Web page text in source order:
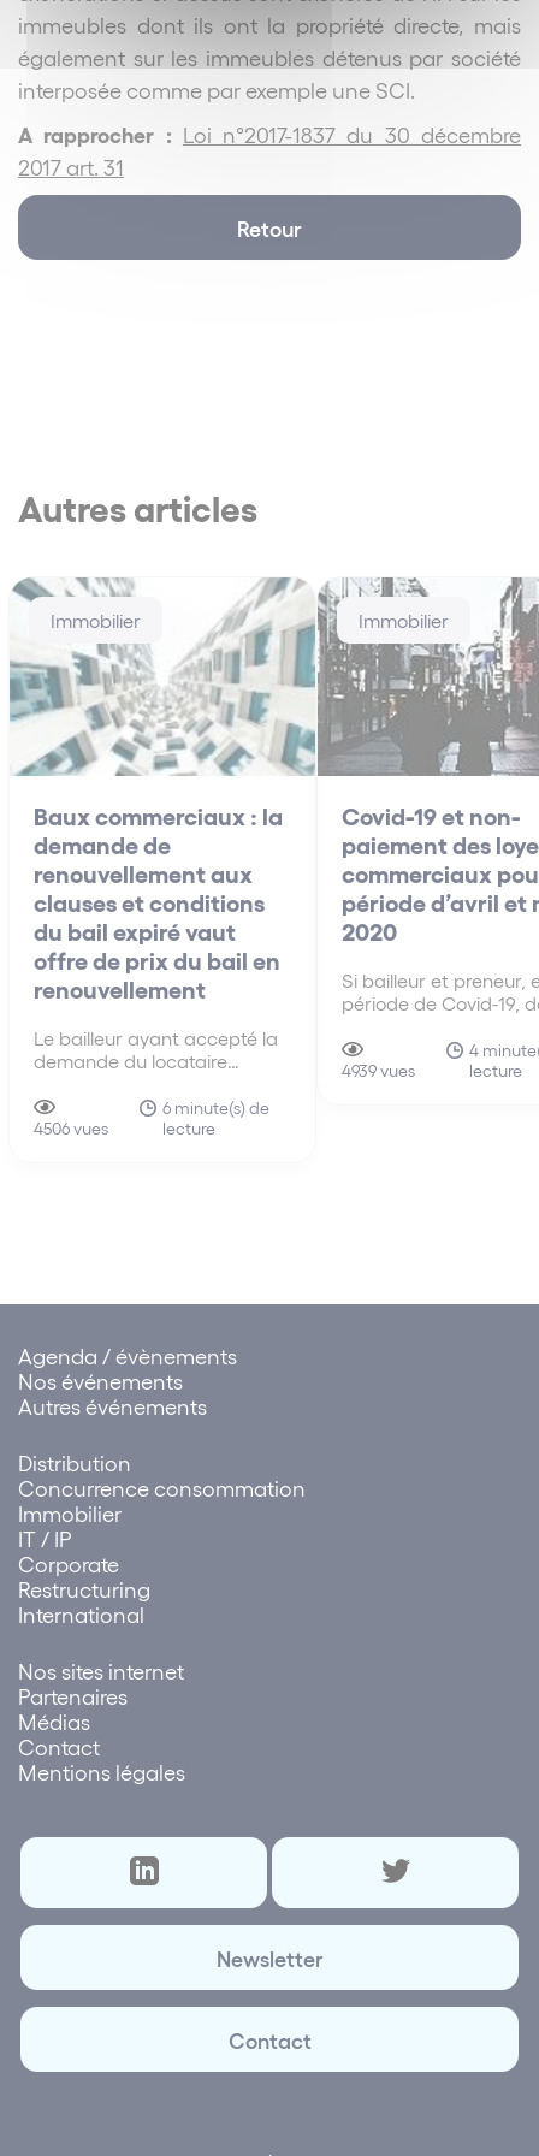
immeubles dont ils ont la propriété directe, mais
également sur les immeubles détenus par société
interposée comme par exemple une SCI.
A rapprocher : Loi n°2017-1837 du 30 décembre
2017 art. 31
Retour
Autres articles
Immobilier
Baux commerciaux : la
demande de
renouvellement aux
clauses et conditions
du bail expiré vaut
offre de prix du bail en
renouvellement
Le bailleur ayant accepté la
demande du locataire
aux clauses et conditions du
précédent bail, la demande
4506 vues
6 minute(s) de
lecture
Immobilier
Covid-19 et non-
paiement des
commerciaux
période d’avril et
2020
Si bailleur et preneur,
période de Covid-19,
sur la nécessité
les modalités
4939 vues
4
lecture
Agenda / évènements
Nos événements
Autres événements
Distribution
Concurrence consommation
Immobilier
IT / IP
Corporate
Restructuring
International
Nos sites internet
Partenaires
Médias
Contact
Mentions légales
Newsletter
Contact